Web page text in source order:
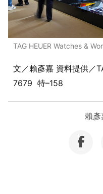
TAG HEUER Watches &
文／賴彥嘉 資料提供／
7679 特–158
賴